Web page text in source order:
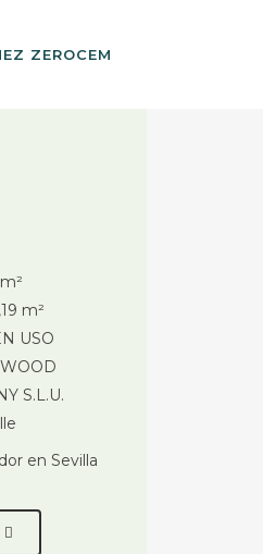
ZEROCEM
m²
USO
S.L.U.